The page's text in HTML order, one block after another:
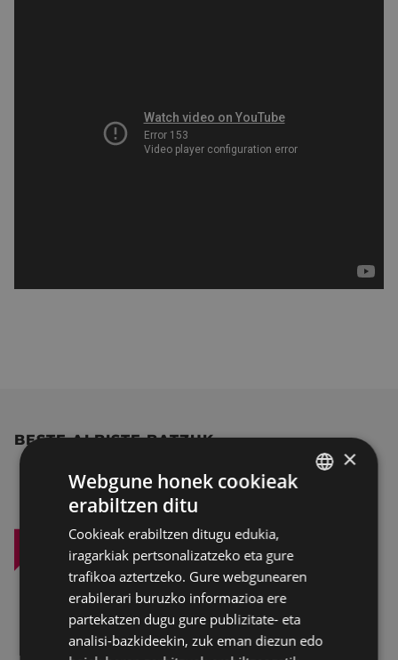
BESTE ALBISTE BATZUK
×
Webgune honek cookieak
erabiltzen ditu
Cookieak erabiltzen ditugu edukia,
iragarkiak pertsonalizatzeko eta gure
trafikoa aztertzeko. Gure webgunearen
erabilerari buruzko informazioa ere
partekatzen dugu gure publizitate- eta
analisi-bazkideekin, zuk eman diezun edo